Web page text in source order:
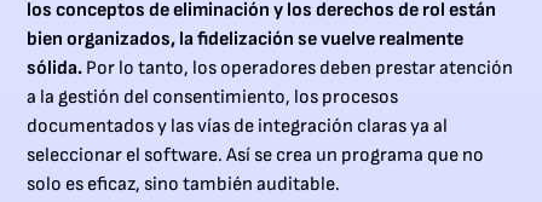
los conceptos de eliminación y los derechos de rol están
bien organizados, la fidelización se vuelve realmente
sólida. Por lo tanto, los operadores deben prestar atención
a la gestión del consentimiento, los procesos
documentados y las vías de integración claras ya al
seleccionar el software. Así se crea un programa que no
solo es eficaz, sino también auditable.